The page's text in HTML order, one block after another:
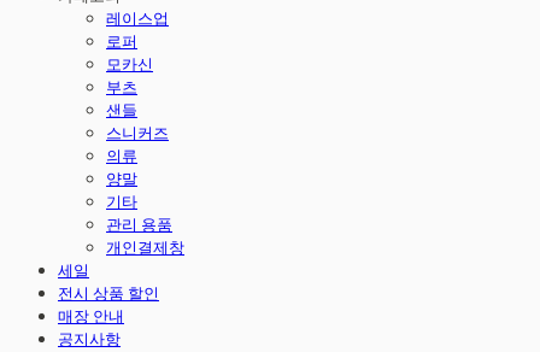
레이스업
로퍼
모카신
부츠
샌들
스니커즈
의류
양말
기타
관리 용품
개인결제창
세일
전시 상품 할인
매장 안내
공지사항